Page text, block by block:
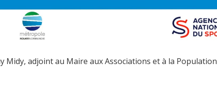
Midy, adjoint au Maire aux Associations et à la Population